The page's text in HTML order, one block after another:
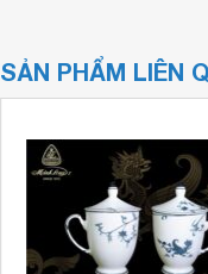
SẢN PHẨM LIÊN